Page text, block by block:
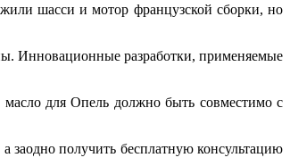
шасси и мотор французской сборки, но
Инновационные разработки, применяемые
масло для Опель должно быть совместимо с
получить бесплатную консультацию